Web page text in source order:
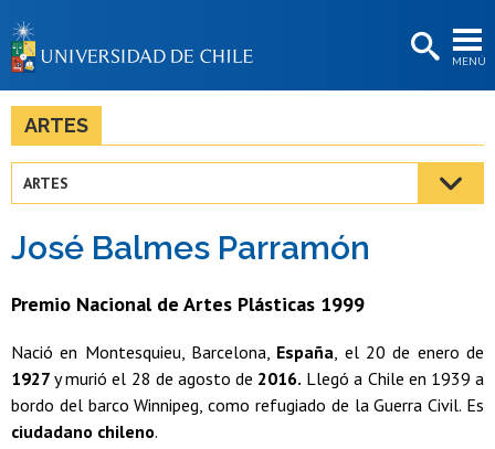
MENÚ
BIBLIOTECAS
Estudiantes
Académicas/os
Funcionarias/os
ARTES
ARTES
José Balmes Parramón
Premio Nacional de Artes Plásticas 1999
Nació en Montesquieu, Barcelona, España, el 20 de enero de
1927y murió el 28 de agosto de 2016. Llegó a Chile en 1939 a
bordo del barco Winnipeg, como refugiado de la Guerra Civil. Es
ciudadano chileno.